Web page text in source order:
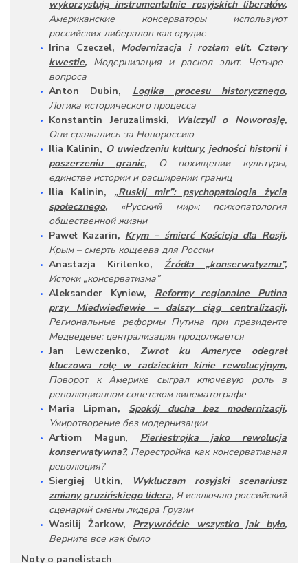
wykorzystują instrumentalnie rosyjskich liberałów,
Американские консерваторы используют
российскихлибералов какорудие
Irina Czeczel, Modernizacja i rozłam elit. Cztery
kwestie, Модернизация и раскол элит. Четыре
вопроса
Anton Dubin, Logikaprocesuhistorycznego,
Логика исторического процесса
Konstantin Jeruzalimski,
WalczylioNoworosję,
Они сражались за Новороссию
Ilia Kalinin, O uwiedzeniu kultury, jedności historii i
poszerzeniu granic, О похищении культуры,
единстве истории и расширении границ
Ilia Kalinin, „Ruskij mir”: psychopatologia życia
społecznego, «Русский мир»: психопатология
общественнойжизни
Paweł Kazarin, Krym – śmierć Kościeja dla Rosji,
Крым – смерть кощеева для России
Anastazja Kirilenko, Źródła „konserwatyzmu”,
Истоки „консерватизма”
Aleksander Kyniew, Reformy regionalne Putina
przy Miedwiediewie – dalszy ciąg centralizacji,
Региональные реформы Путина при президенте
Медведеве: централизация продолжается
Jan Lewczenko, Zwrot ku Ameryce odegrał
kluczowa rolę w radzieckim kinie rewolucyjnym,
Поворот к Америке сыграл ключевую роль в
революционном советском кинематографе
Maria Lipman, Spokój ducha bez modernizacji,
Умиротворение без модернизации
Artiom Magun, Pieriestrojka jako rewolucja
konserwatywna?, Перестройка как консервативная
революция?
Siergiej Utkin,
Wykluczam rosyjski scenariusz
zmiany gruzińskiego lidera, Яисключаю российский
сценарий сменылидера Грузии
Wasilij Żarkow, Przywróćcie wszystko jak było,
Верните все какбыло
Noty o panelistach